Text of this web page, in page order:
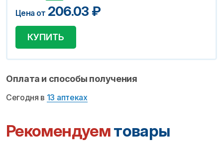
Цена от 206.03 ₽
КУПИТЬ
Оплата и способы получения
Сегодня в 13 аптеках
Рекомендуемтовары